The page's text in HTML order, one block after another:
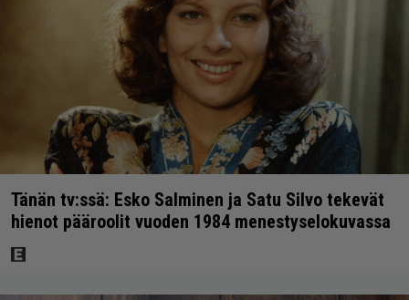
Tänän tv:ssä: Esko Salminen ja Satu Silvo tekevät
hienot pääroolit vuoden 1984 menestyselokuvassa